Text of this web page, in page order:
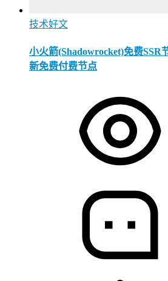
技术好文
小火箭(Shadowrocket)免费SSR
新免费付费节点